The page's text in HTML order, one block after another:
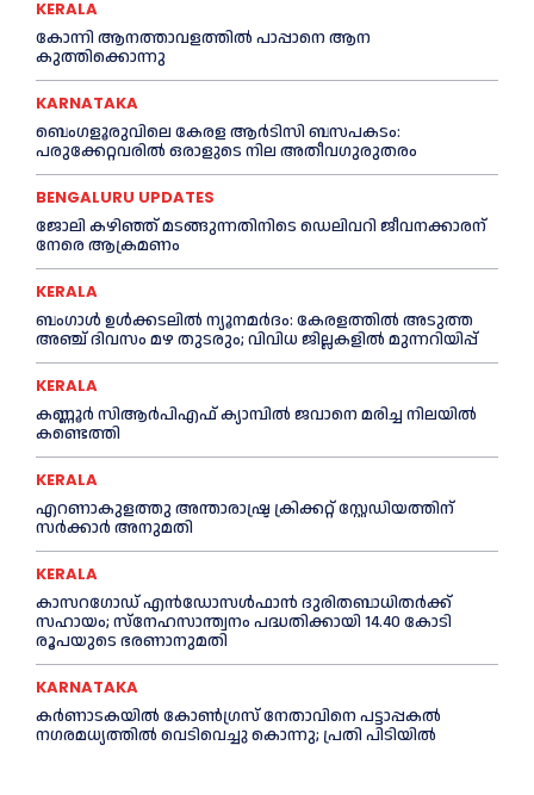
KERALA
കോന്നി ആനത്താവളത്തില്‍ പാപ്പാനെ ആന
കുത്തിക്കൊന്നു
KARNATAKA
ബെംഗളൂരുവിലെ കേരള ആര്‍ടിസി ബസപകടം:
പരുക്കേറ്റവരില്‍ ഒരാളുടെ നില അതീവഗുരുതരം
BENGALURU UPDATES
ജോലി കഴിഞ്ഞ് മടങ്ങുന്നതിനിടെ ഡെലിവറി ജീവനക്കാരന്
നേരെ ആക്രമണം
KERALA
ബംഗാൾ ഉൾക്കടലിൽ ന്യൂനമർദം: കേരളത്തിൽ അടുത്ത
അഞ്ച് ദിവസം മഴ തുടരും; വിവിധ ജില്ലകളിൽ മുന്നറിയിപ്പ്
KERALA
കണ്ണൂര്‍ സിആര്‍പിഎഫ് ക്യാമ്പില്‍ ജവാനെ മരിച്ച നിലയില്‍
കണ്ടെത്തി
KERALA
എറണാകുളത്തു അന്താരാഷ്ട്ര ക്രിക്കറ്റ് സ്റ്റേഡിയത്തിന്
സര്‍ക്കാര്‍ അനുമതി
KERALA
കാസറഗോഡ് എന്‍ഡോസള്‍ഫാന്‍ ദുരിതബാധിതര്‍ക്ക്
സഹായം; സ്‌നേഹസാന്ത്വനം പദ്ധതിക്കായി 14.40 കോടി
രൂപയുടെ ഭരണാനുമതി
KARNATAKA
കർണാടകയിൽ കോണ്‍ഗ്രസ് നേതാവിനെ പട്ടാപ്പകല്‍
നഗരമധ്യത്തില്‍ വെടിവെച്ചു കൊന്നു; പ്രതി പിടിയില്‍